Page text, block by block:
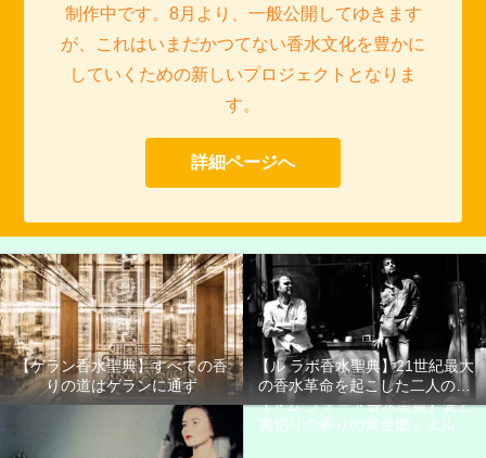
制作中です。8月より、一般公開してゆきます
が、これはいまだかつてない香水文化を豊かに
していくための新しいプロジェクトとなりま
す。
詳細ページへ
【ゲラン香水聖典】すべての香
りの道はゲランに通ず
【ル ラボ香水聖典】21世紀最大
の香水革命を起こした二人の男
たち
【トム フォード香水聖典】愛と
裏切りの香りの黄金郷＜エルド